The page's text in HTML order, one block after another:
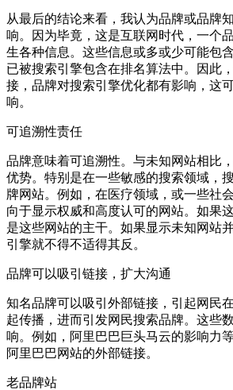
从最后的结论来看，我认为品牌或品牌
响。因为毕竟，这是互联网时代，一个
生各种信息。这些信息或多或少可能包
已被搜索引擎包含在排名算法中。因此
接，品牌对搜索引擎优化都有影响，这
响。
可追溯性责任
品牌意味着可追溯性。与未知网站相比
优势。特别是在一些敏感的搜索领域，
牌网站。例如，在医疗领域，或一些社
向于显示权威和高度认可的网站。如果
是这些网站的主干。如果显示未知网站
引擎就不得不适得其反。
品牌可以吸引链接，扩大沟通
知名品牌可以吸引外部链接，引起网民
起传播，进而引发网民搜索品牌。这些
响。例如，阿里巴巴巨头马云的影响力
阿里巴巴网站的外部链接。
老品牌站